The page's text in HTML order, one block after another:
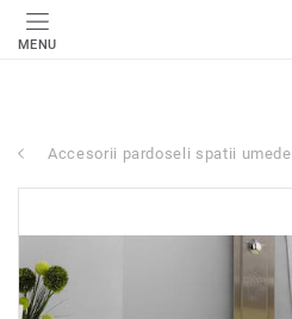
MENU
Accesorii pardoseli spatii umede